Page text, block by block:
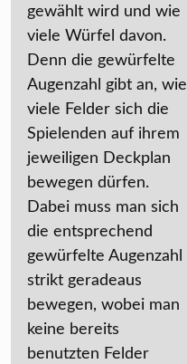
gewählt wird und wie
viele Würfel davon.
Denn die gewürfelte
Augenzahl gibt an, wie
viele Felder sich die
Spielenden auf ihrem
jeweiligen Deckplan
bewegen dürfen.
Dabei muss man sich
die entsprechend
gewürfelte Augenzahl
strikt geradeaus
bewegen, wobei man
keine bereits
benutzten Felder